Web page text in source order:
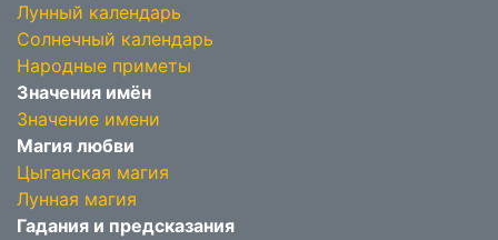
Лунный календарь
Солнечный календарь
Народные приметы
Значения имён
Значение имени
Магия любви
Цыганская магия
Лунная магия
Гадания и предсказания